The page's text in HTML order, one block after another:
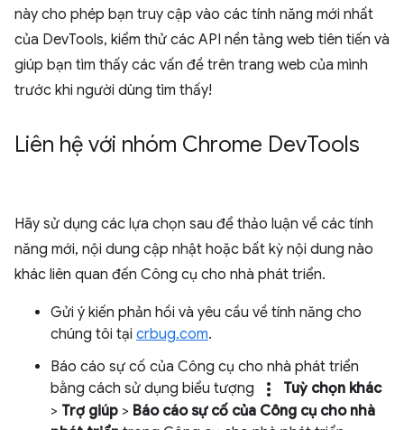
này cho phép bạn truy cập vào các tính năng mới nhất
của DevTools, kiểm thử các API nền tảng web tiên tiến và
giúp bạn tìm thấy các vấn đề trên trang web của mình
trước khi người dùng tìm thấy!
Liên hệ với nhóm Chrome DevTools
Hãy sử dụng các lựa chọn sau để thảo luận về các tính
năng mới, nội dung cập nhật hoặc bất kỳ nội dung nào
khác liên quan đến Công cụ cho nhà phát triển.
Gửi ý kiến phản hồi và yêu cầu về tính năng cho
chúng tôi tại crbug.com.
Báo cáo sự cố của Công cụ cho nhà phát triển
bằng cách sử dụng biểu tượng
more_vert
Tuỳ chọn khác
> Trợ giúp > Báo cáo sự cố của Công cụ cho nhà